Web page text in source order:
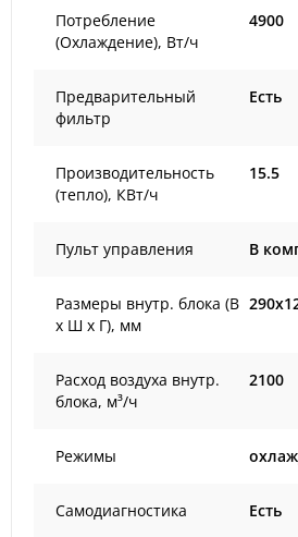
Потребление
(Охлаждение), Вт/ч
4900
Предварительный
фильтр
Есть
Производительность
(тепло), КВт/ч
15.5
Пульт управления В
Размеры внутр. блока (В
х Ш х Г), мм
Расход воздуха внутр.
блока, м³/ч
2100
Режимы
Самодиагностика Есть